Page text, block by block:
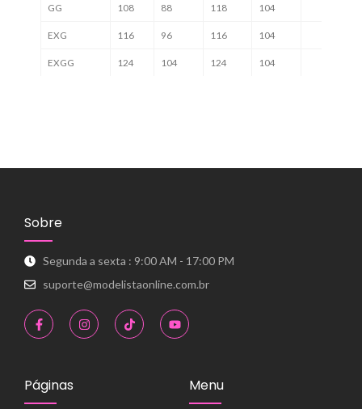
GG 108 88 118 104
EXG 116 96 116 104
EXGG 124 104 124 104
Sobre
Segunda a sexta : 9:00 AM - 17:00 PM
suporte@modelistaonline.com.br
Páginas Menu